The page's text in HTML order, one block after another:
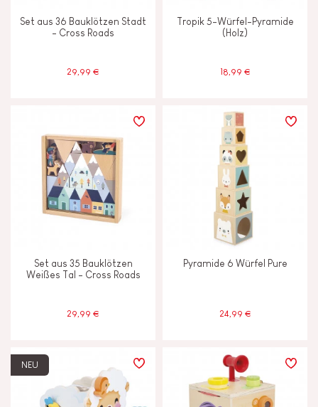
Set aus 36 Bauklötzen Stadt
- Cross Roads
29,99 €
Tropik 5-Würfel-Pyramide
(Holz)
18,99 €
Set aus 35 Bauklötzen
Weißes Tal - Cross Roads
29,99 €
Pyramide 6 Würfel Pure
24,99 €
NEU